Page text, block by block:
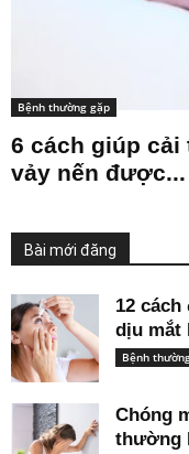
Bệnh thường gặp
6 cách giúp
vảy nến được...
Bài mới đăng
12
dịu mắt
Bệnh
Chóng
thường